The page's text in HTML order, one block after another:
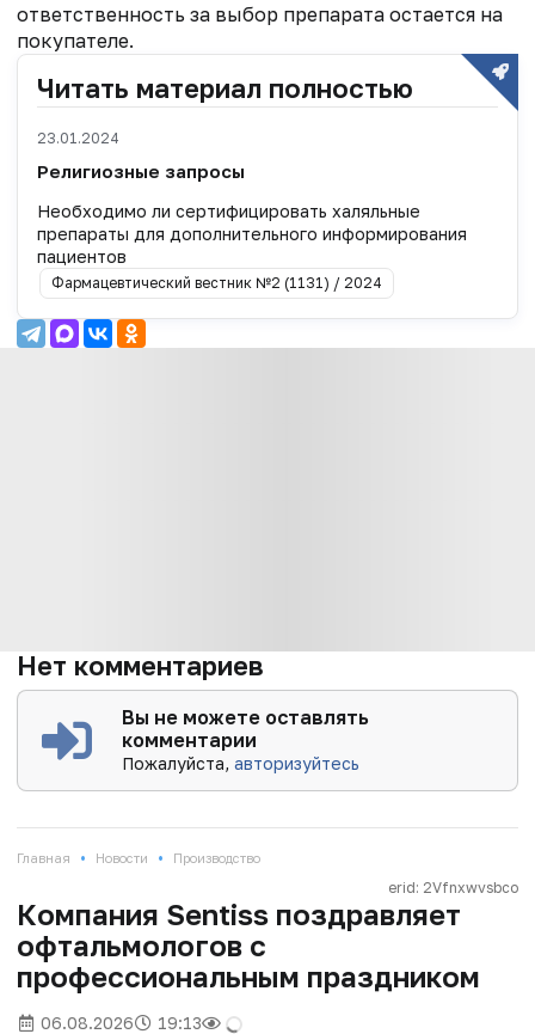
ответственность за выбор препарата остается на
покупателе.
Читать материал полностью
23.01.2024
Религиозные запросы
Необходимо ли сертифицировать халяльные
препараты для дополнительного информирования
пациентов
Фармацевтический вестник №2 (1131) / 2024
Нет комментариев
Вы не можете оставлять
комментарии
Пожалуйста,авторизуйтесь
Главная • Новости • Производство
erid: 2Vfnxwvsbco
Компания Sentiss поздравляет
офтальмологов с
профессиональным праздником
06.08.2026 19:13